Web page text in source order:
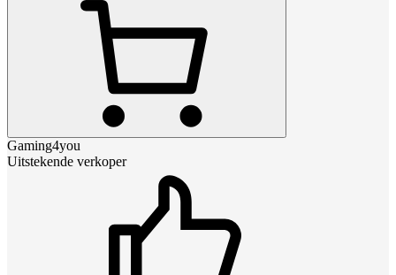
Gaming4you
Uitstekende verkoper